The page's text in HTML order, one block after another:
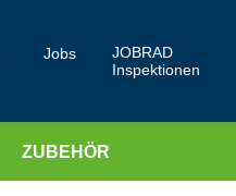
Jobs
JOBRAD
Inspektionen
ZUBEHÖR